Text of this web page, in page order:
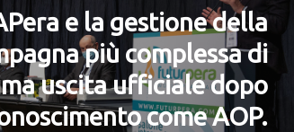
e la gestione della
più complessa di
uscita ufficiale dopo
come AOP.